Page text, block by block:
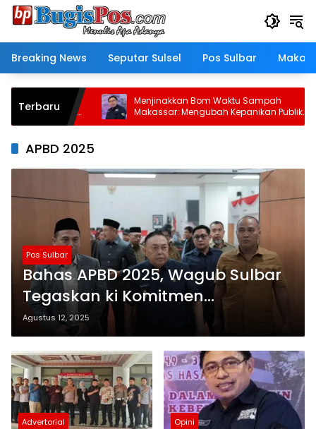
Langsung
Breaking News
Seputar Sulsel Pos Sulbar
Terbaru
Anggota
Kunjungan
Baru
Menjinakkan Bom Waktu Sampah
Makassar: Mengubah Kepanikan Publik
Menjadi Revolusi Berbasis RT
APBD 2025
Pos Sulbar
Bahas APBD 2025, Wagub Sulbar
Tegaskan ki Komitmen
Pembagunan Pro Rakyat
Agustus 12, 2025
Advertorial Opini